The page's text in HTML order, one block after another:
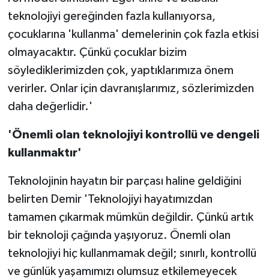
teknolojiyi gereğinden fazla kullanıyorsa,
çocuklarına 'kullanma' demelerinin çok fazla etkisi
olmayacaktır. Çünkü çocuklar bizim
söylediklerimizden çok, yaptıklarımıza önem
verirler. Onlar için davranışlarımız, sözlerimizden
daha değerlidir.'
'Önemli olan teknolojiyi kontrollü ve dengeli
kullanmaktır'
Teknolojinin hayatın bir parçası haline geldiğini
belirten Demir 'Teknolojiyi hayatımızdan
tamamen çıkarmak mümkün değildir. Çünkü artık
bir teknoloji çağında yaşıyoruz. Önemli olan
teknolojiyi hiç kullanmamak değil; sınırlı, kontrollü
ve günlük yaşamımızı olumsuz etkilemeyecek